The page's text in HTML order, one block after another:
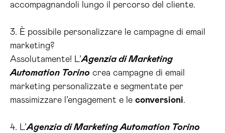
accompagnandoli lungo il percorso del cliente.
3. È possibile personalizzare le campagne di email
marketing?
Assolutamente! L’Agenzia di Marketing
Automation Torino crea campagne di email
marketing personalizzate e segmentate per
massimizzare l’engagement e le conversioni.
4. L’Agenzia di Marketing Automation Torino